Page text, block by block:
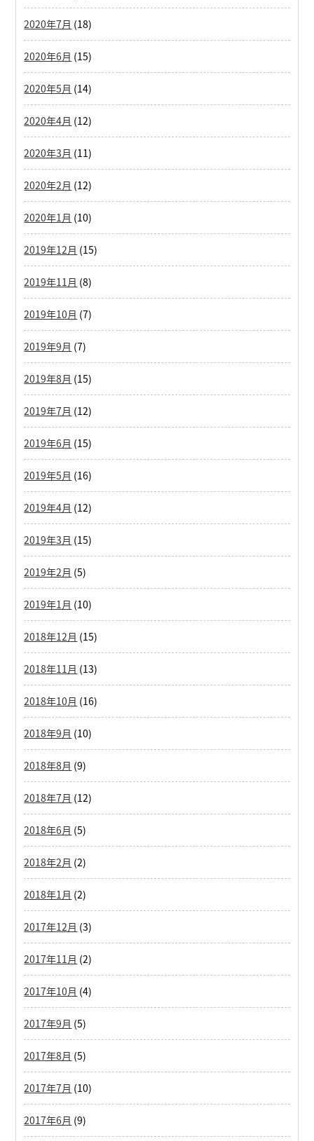
2020年7月 (18)
2020年6月 (15)
2020年5月 (14)
2020年4月 (12)
2020年3月 (11)
2020年2月 (12)
2020年1月 (10)
2019年12月 (15)
2019年11月 (8)
2019年10月 (7)
2019年9月 (7)
2019年8月 (15)
2019年7月 (12)
2019年6月 (15)
2019年5月 (16)
2019年4月 (12)
2019年3月 (15)
2019年2月 (5)
2019年1月 (10)
2018年12月 (15)
2018年11月 (13)
2018年10月 (16)
2018年9月 (10)
2018年8月 (9)
2018年7月 (12)
2018年6月 (5)
2018年2月 (2)
2018年1月 (2)
2017年12月 (3)
2017年11月 (2)
2017年10月 (4)
2017年9月 (5)
2017年8月 (5)
2017年7月 (10)
2017年6月 (9)